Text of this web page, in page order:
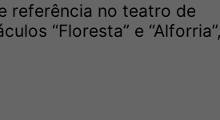
referência no teatro de
“Floresta” e